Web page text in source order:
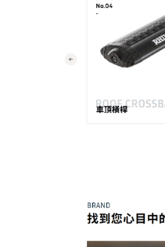
其他洽詢問題
預計完成時間※
請簡述您的需求